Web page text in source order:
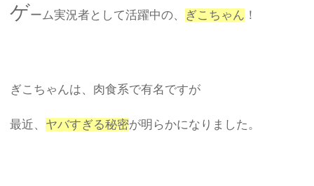
ゲーム実況者として活躍中の、 ぎこちゃん ！
ぎこちゃんは、肉食系で有名ですが
最近、 ヤバすぎる秘密が明らかになりました。